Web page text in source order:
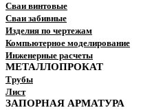
Сваи винтовые
Сваи забивные
Изделия по чертежам
Компьютерное моделирование
Инженерные расчеты
МЕТАЛЛОПРОКАТ
Трубы
Лист
ЗАПОРНАЯ АРМАТУРА